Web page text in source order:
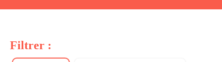
Filtrer :